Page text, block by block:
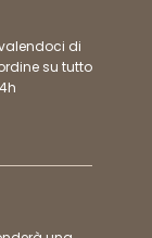
di
su tutto